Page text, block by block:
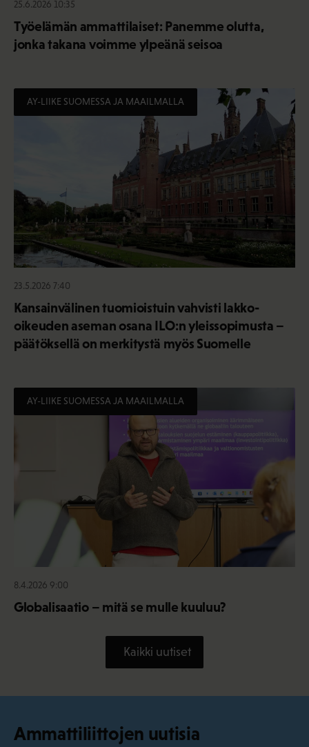
25.6.2026 10:35
Työelämän ammattilaiset: Panemme olutta,
jonka takana voimme ylpeänä seisoa
AY-LIIKE SUOMESSA JA MAAILMALLA
23.5.2026 7:40
Kansainvälinen tuomioistuin vahvisti lakko-
oikeuden aseman osana ILO:n yleissopimusta –
päätöksellä on merkitystä myös Suomelle
AY-LIIKE SUOMESSA JA MAAILMALLA
8.4.2026 9:00
Globalisaatio – mitä se mulle kuuluu?
Kaikki uutiset
Ammattiliittojen uutisia